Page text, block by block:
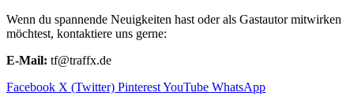
Wenn du spannende Neuigkeiten hast oder als Gastautor mitwirken
möchtest, kontaktiere uns gerne:
E-Mail: tf@traffx.de
Facebook X (Twitter) PinterestYouTube WhatsApp